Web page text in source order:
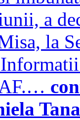
a
la